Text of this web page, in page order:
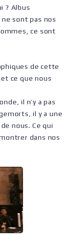
? Albus
ne sont pas nos
ce sont
de cette
ce que nous
il n’y a pas
il y a une
nous. Ce qui
dans nos